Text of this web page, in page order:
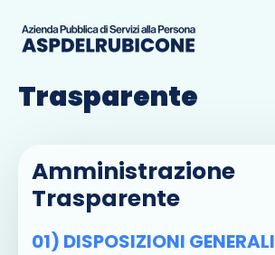
Amministrazione
Trasparente
Amministrazione
Trasparente
01) DISPOSIZIONI GENERALI